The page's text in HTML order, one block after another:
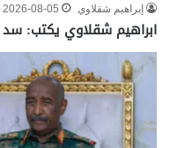
إبراهيم شقلاوي 2026-08-05
ابراهيم شقلاوي يكتب: